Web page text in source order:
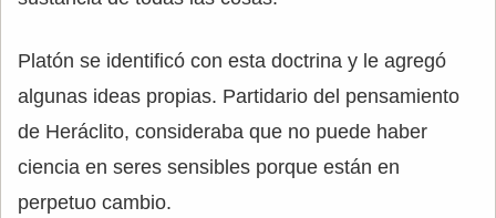
Platón se identificó con esta doctrina y le agregó
algunas ideas propias. Partidario del pensamiento
de Heráclito, consideraba que no puede haber
ciencia en seres sensibles porque están en
perpetuo cambio.